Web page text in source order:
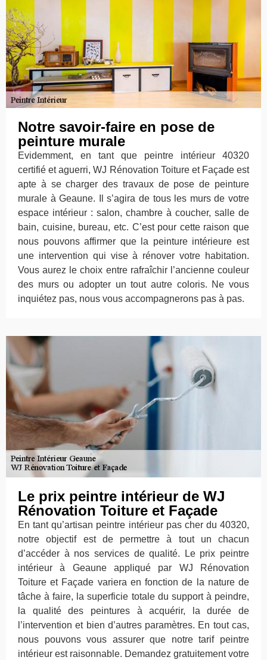
Notre savoir-faire en pose de
peinture murale
Evidemment, en tant que peintre intérieur 40320
certifié et aguerri, WJ Rénovation Toiture et Façade est
apte à se charger des travaux de pose de peinture
murale à Geaune. Il s’agira de tous les murs de votre
espace intérieur : salon, chambre à coucher, salle de
bain, cuisine, bureau, etc. C’est pour cette raison que
nous pouvons affirmer que la peinture intérieure est
une intervention qui vise à rénover votre habitation.
Vous aurez le choix entre rafraîchir l’ancienne couleur
des murs ou adopter un tout autre coloris. Ne vous
inquiétez pas, nous vous accompagnerons pas à pas.
Le prix peintre intérieur de WJ
Rénovation Toiture et Façade
En tant qu’artisan peintre intérieur pas cher du 40320,
notre objectif est de permettre à tout un chacun
d’accéder à nos services de qualité. Le prix peintre
intérieur à Geaune appliqué par WJ Rénovation
Toiture et Façade variera en fonction de la nature de
tâche à faire, la superficie totale du support à peindre,
la qualité des peintures à acquérir, la durée de
l’intervention et bien d’autres paramètres. En tout cas,
nous pouvons vous assurer que notre tarif peintre
intérieur est raisonnable. Demandez gratuitement votre